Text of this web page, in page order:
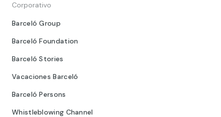
Corporativo
Barceló Group
Barceló Foundation
Barceló Stories
Vacaciones Barceló
Barceló Persons
Whistleblowing Channel